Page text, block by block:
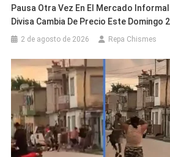
Pausa Otra Vez En El Mercado
Divisa Cambia De Precio Este Domingo
2 de agosto de 2026 Repa Chismes